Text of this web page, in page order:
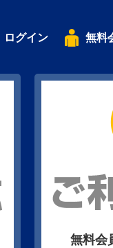
ログイン 無料
無料会